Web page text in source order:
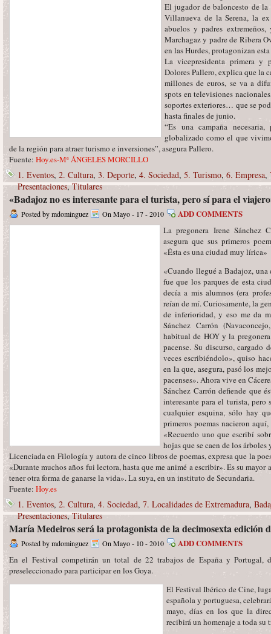
El jugador de baloncesto de
Villanueva de la Serena, la
abuelos y padres
Marchagaz y padre de Ribera
en las Hurdes, protagonizan
La vicepresidenta primera y
Dolores Pallero, explica que la
millones de euros, se va a
spots en televisiones
soportes exteriores… que se
hasta finales de junio.
“Es una campaña
globalizado como el que
de la región para atraer turismo e inversiones”, asegura Pallero.
Fuente: Hoy.es-Mª ÁNGELES MORCILLO
1. Eventos, 2. Cultura, 3. Deporte, 4. Sociedad, 5. Turismo,6. Empresa,
Presentaciones,Titulares
«Badajoz no es interesante para el turista, pero sí para el
Posted by mdominguez On Mayo - 17 - 2010 ADD COMMENTS
La pregonera Irene Sánchez
asegura que sus primeros
«Ésta es una ciudad muy lírica»
«Cuando llegué a Badajoz, una
fue que los parques de esta
decía a mis alumnos (era
reían de mí. Curiosamente, la
de inferioridad, y eso me da
Sánchez Carrón
habitual de HOY y la
pacense. Su discurso, cargado
veces escribiéndolo», quiso
en la que, asegura, pasó los
pacenses». Ahora vive en
Sánchez Carrón defiende que
interesante para el turista,
cualquier esquina, sólo hay
primeros poemas nacieron
«Recuerdo uno que escribí
hojas que se caen de los
Licenciada en Filología y autora de cinco libros de poemas, expresa que la
«Durante muchos años fui lectora, hasta que me animé a escribir». Es su
tener otra forma de ganarse la vida». La suya, en un instituto de Secundaria.
Fuente: Hoy.es
1. Eventos, 2. Cultura, 4. Sociedad, 7. Localidades de Extremadura,
Presentaciones,Titulares
María Medeiros será la protagonista de la decimosexta edición
Posted by mdominguez On Mayo - 10 - 2010 ADD COMMENTS
En el Festival competirán un total de 22 trabajos de España y Portugal,
preseleccionado para participar en los Goya.
El Festival Ibérico de Cine,
española y portuguesa,
mayo, días en los que la
recibirá un homenaje a toda su